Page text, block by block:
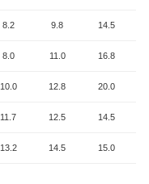
8.2 9.8 14.5
8.0 11.0 16.8
10.0 12.8 20.0
11.7 12.5 14.5
13.2 14.5 15.0